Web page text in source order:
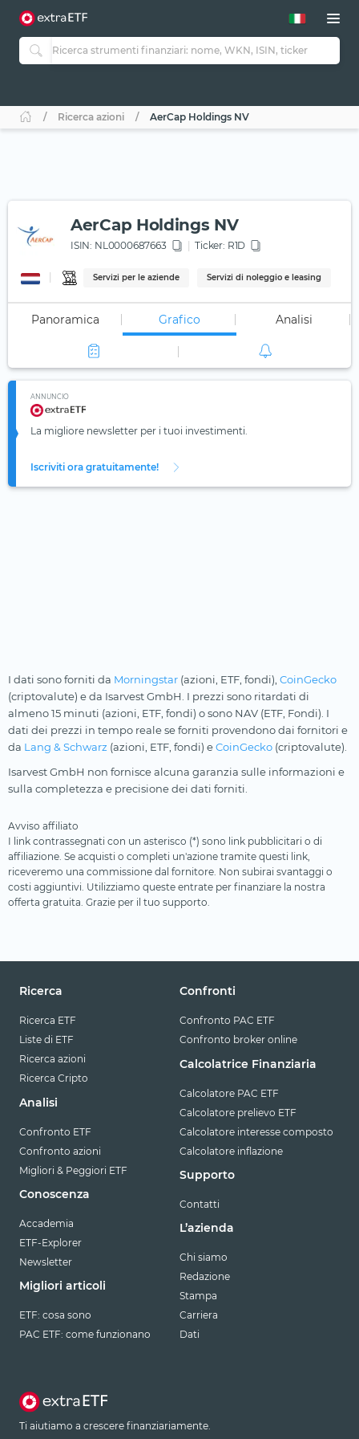
Ricerca azioni AerCap Holdings NV
AerCap Holdings NV
ISIN: NL0000687663 Ticker: R1D
Servizi per le aziende Servizi di noleggio e leasing
Panoramica Grafico Analisi
ANNUNCIO
La migliore newsletter per i tuoi investimenti.
Iscriviti ora gratuitamente!
I dati sono forniti da Morningstar (azioni, ETF, fondi), CoinGecko
(criptovalute) e da Isarvest GmbH. I prezzi sono ritardati di
almeno 15 minuti (azioni, ETF, fondi) o sono NAV (ETF, Fondi). I
dati dei prezzi in tempo reale se forniti provendono dai fornitori e
da Lang & Schwarz (azioni, ETF, fondi) eCoinGecko (criptovalute).
Isarvest GmbH non fornisce alcuna garanzia sulle informazioni e
sulla completezza e precisione dei dati forniti.
Avviso affiliato
I link contrassegnati con un asterisco (*) sono link pubblicitari o di
affiliazione. Se acquisti o completi un'azione tramite questi link,
riceveremo una commissione dal fornitore. Non subirai svantaggi o
costi aggiuntivi. Utilizziamo queste entrate per finanziare la nostra
offerta gratuita. Grazie per il tuo supporto.
Ricerca
Ricerca ETF
Liste di ETF
Ricerca azioni
Ricerca Cripto
Analisi
Confronto ETF
Confronto azioni
Migliori & Peggiori ETF
Conoscenza
Accademia
ETF-Explorer
Newsletter
Migliori articoli
ETF: cosa sono
PAC ETF: come funzionano
Confronti
Confronto PAC ETF
Confronto broker online
Calcolatrice Finanziaria
Calcolatore PAC ETF
Calcolatore prelievo ETF
Calcolatore interesse composto
Calcolatore inflazione
Supporto
Contatti
L’azienda
Chi siamo
Redazione
Stampa
Carriera
Dati
Ti aiutiamo a crescere finanziariamente.